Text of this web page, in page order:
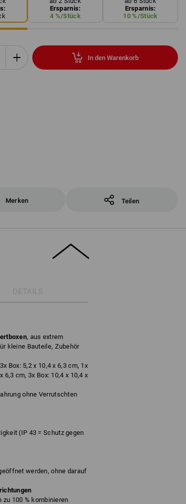
Ersparnis:
4 %/Stück
Ersparnis:
10 %/Stück
In den Warenkorb
Merken Teilen
DETAILS
, aus extrem
kleine Bauteile, Zubehör
Box: 5,2 x 10,4 x 6,3 cm, 1x
6,3 cm, 3x Box: 10,4 x 10,4 x
ohne Verrutschten
(IP 43 = Schutz gegen
werden, ohne darauf
zu 100 % kombinieren